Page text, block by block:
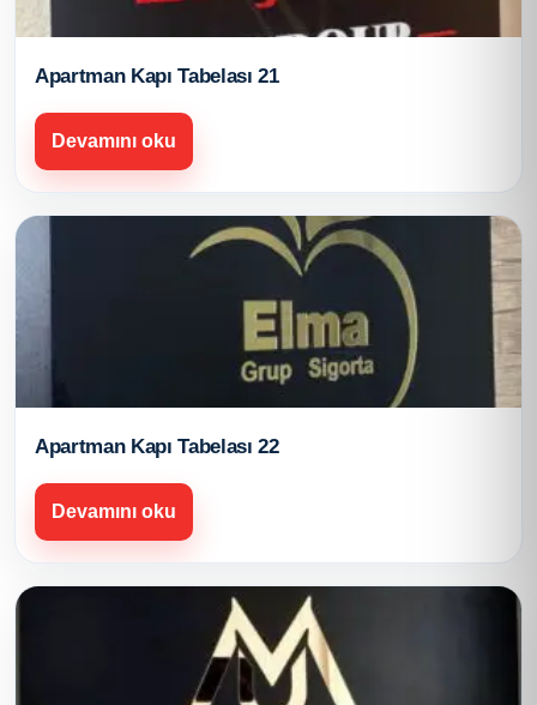
Apartman Kapı Tabelası 21
Devamını oku
Apartman Kapı Tabelası 22
Devamını oku